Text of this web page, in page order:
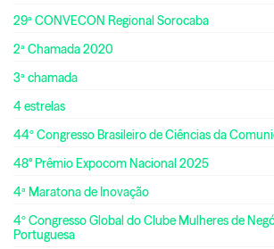
29ª CONVECON Regional Sorocaba
2ª Chamada 2020
3ª chamada
4 estrelas
44º Congresso Brasileiro de Ciências da
48° Prêmio Expocom Nacional 2025
4ª Maratona de Inovação
4º Congresso Global do Clube Mulheres de
Portuguesa